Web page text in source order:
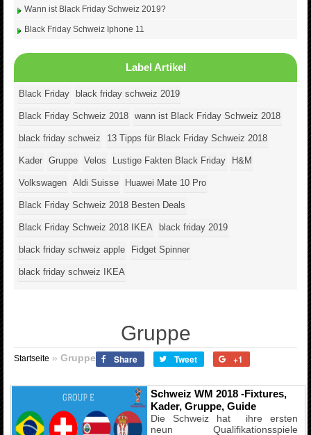
Wann ist Black Friday Schweiz 2019?
Black Friday Schweiz Iphone 11
Label Artikel
Black Friday black friday schweiz 2019
Black Friday Schweiz 2018 wann ist Black Friday Schweiz 2018
black friday schweiz 13 Tipps für Black Friday Schweiz 2018
Kader Gruppe Velos Lustige Fakten Black Friday H&M
Volkswagen Aldi Suisse Huawei Mate 10 Pro
Black Friday Schweiz 2018 Besten Deals
Black Friday Schweiz 2018 IKEA black friday 2019
black friday schweiz apple Fidget Spinner
black friday schweiz IKEA
Gruppe
Startseite » Gruppe Share Tweet +1
Schweiz WM 2018 -Fixtures,
Kader, Gruppe, Guide
Die Schweiz hat ihre ersten
neun Qualifikationsspiele